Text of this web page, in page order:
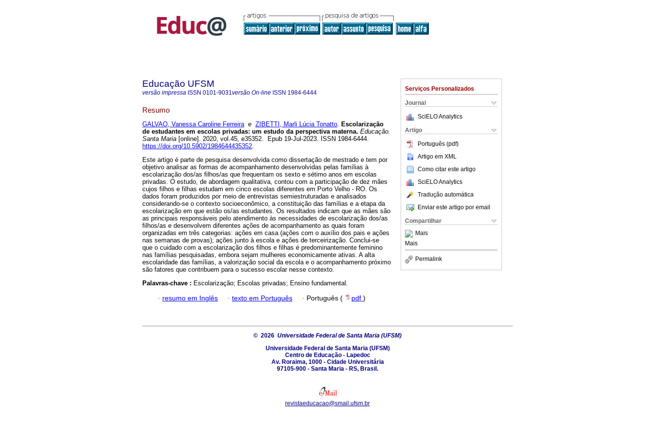
Serviços Personalizados
Journal
SciELO Analytics
Artigo
Português (pdf)
Artigo em XML
Como citar este artigo
SciELO Analytics
Tradução automática
Enviar este artigo por email
Compartilhar
Mais
Mais
Permalink
Educação UFSM
versão impressa ISSN 0101-9031versão On-line ISSN 1984-6444
Resumo
GALVAO, Vanessa Caroline Ferreirae ZIBETTI, Marli Lúcia Tonatto. Escolarização
de estudantes em escolas privadas: um estudo da perspectiva materna. Educação.
Santa Maria [online]. 2020, vol.45, e35352. Epub 19-Jul-2023. ISSN 1984-6444.
https://doi.org/10.5902/1984644435352.
Este artigo é parte de pesquisa desenvolvida como dissertação de mestrado e tem por
objetivo analisar as formas de acompanhamento desenvolvidas pelas famílias à
escolarização dos/as filhos/as que frequentam os sexto e sétimo anos em escolas
privadas. O estudo, de abordagem qualitativa, contou com a participação de dez mães
cujos filhos e filhas estudam em cinco escolas diferentes em Porto Velho - RO. Os
dados foram produzidos por meio de entrevistas semiestruturadas e analisados
considerando-se o contexto socioeconômico, a constituição das famílias e a etapa da
escolarização em que estão os/as estudantes. Os resultados indicam que as mães são
as principais responsáveis pelo atendimento às necessidades de escolarização dos/as
filhos/as e desenvolvem diferentes ações de acompanhamento as quais foram
organizadas em três categorias: ações em casa (ações com o auxílio dos pais e ações
nas semanas de provas); ações junto à escola e ações de terceirização. Conclui-se
que o cuidado com a escolarização dos filhos e filhas é predominantemente feminino
nas famílias pesquisadas, embora sejam mulheres economicamente ativas. A alta
escolaridade das famílias, a valorização social da escola e o acompanhamento próximo
são fatores que contribuem para o sucesso escolar nesse contexto.
Palavras-chave : Escolarização; Escolas privadas; Ensino fundamental.
· resumo em Inglês · texto em Português · Português ( pdf )
© 2026 Universidade Federal de Santa Maria (UFSM)
Universidade Federal de Santa Maria (UFSM)
Centro de Educação - Lapedoc
Av. Roraima, 1000 - Cidade Universitária
97105-900 - Santa Maria - RS, Brasil.
revistaeducacao@smail.ufsm.br